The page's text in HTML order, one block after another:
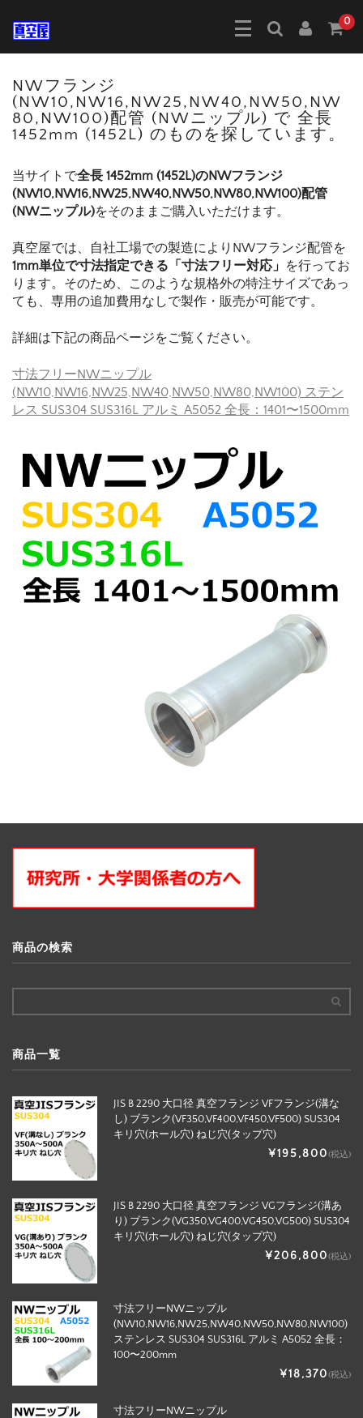
0
NWフランジ
(NW10,NW16,NW25,NW40,NW50,NW
80,NW100)配管 (NWニップル) で 全長
1452mm (1452L) のものを探しています。
当サイトで全長 1452mm (1452L)のNWフランジ
(NW10,NW16,NW25,NW40,NW50,NW80,NW100)配管
(NWニップル)をそのままご購入いただけます。
真空屋では、自社工場での製造によりNWフランジ配管を
1mm単位で寸法指定できる「寸法フリー対応」 を行ってお
ります。そのため、このような規格外の特注サイズであっ
ても、専用の追加費用なしで製作・販売が可能です。
詳細は下記の商品ページをご覧ください。
寸法フリーNWニップル
(NW10,NW16,NW25,NW40,NW50,NW80,NW100) ステン
レス SUS304 SUS316L アルミ A5052 全長：1401〜1500mm
商品の検索
商品一覧
JIS B 2290 大口径 真空フランジ VFフランジ(溝な
し) ブランク(VF350,VF400,VF450,VF500) SUS304
キリ穴(ホール穴) ねじ穴(タップ穴)
¥195,800(税込)
JIS B 2290 大口径 真空フランジ VGフランジ(溝あ
り) ブランク(VG350,VG400,VG450,VG500) SUS304
キリ穴(ホール穴) ねじ穴(タップ穴)
¥206,800(税込)
寸法フリーNWニップル
(NW10,NW16,NW25,NW40,NW50,NW80,NW100)
ステンレス SUS304 SUS316L アルミ A5052 全長：
100〜200mm
¥18,370(税込)
寸法フリーNWニップル